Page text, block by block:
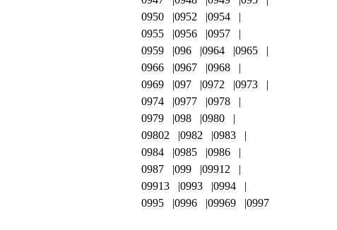
0950
0952
0954
0955
0956
0957
0959
096 0964
0965
0966
0967
0968
0969
097 0972
0973
0974
0977
0978
0979
098
0980
09802
0982
0983
0984
0985
0986
0987
099
09912
09913
0993
0994
0995
0996 09969 0997